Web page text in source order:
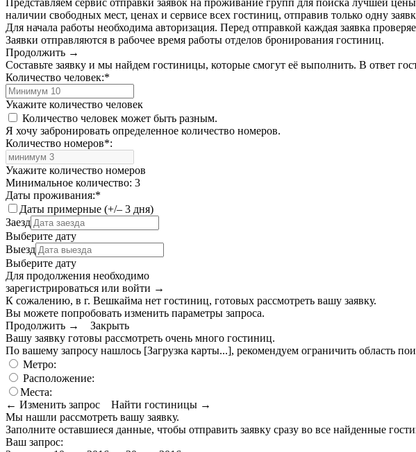
наличии свободных мест, ценах и сервисе всех гостиниц, отправив только одну
Для начала работы необходима авторизация. Перед отправкой каждая заявка
Заявки отправляются в рабочее время работы отделов бронирования гостиниц.
Продолжить →
Составьте заявку и мы найдем гостиницы, которые смогут её выполнить. В ответ
Количество человек:*
Укажите количество человек
Количество человек может быть разным.
Я хочу забронировать определенное количество номеров.
Количество номеров*:
Укажите количество номеров
Минимальное количество: 3
Даты проживания:*
Даты примерные (+/– 3 дня)
Заезд
Выберите дату
Выезд
Выберите дату
Для продолжения необходимо
зарегистрироваться или войти →
К сожалению, в г. Вешкайма нет гостиниц, готовых рассмотреть вашу заявку.
Вы можете попробовать изменить параметры запроса.
Продолжить →
Закрыть
Вашу заявку готовы рассмотреть очень много гостиниц.
По вашему запросу нашлось [Загрузка карты...], рекомендуем ограничить область
Метро:
Расположение:
Места:
← Изменить запрос
Найти гостиницы →
Мы нашли рассмотреть вашу заявку.
Заполните оставшиеся данные, чтобы отправить заявку сразу во все найденные
Ваш запрос: